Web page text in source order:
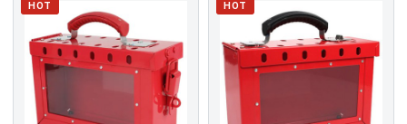
HOT HOT